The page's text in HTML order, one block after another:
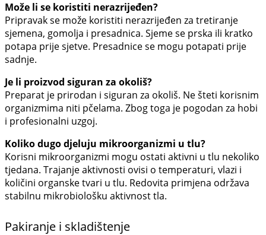
Može li se koristiti nerazrijeđen?
Pripravak se može koristiti nerazrijeđen za tretiranje
sjemena, gomolja i presadnica. Sjeme se prska ili kratko
potapa prije sjetve. Presadnice se mogu potapati prije
sadnje.
Je li proizvod siguran za okoliš?
Preparat je prirodan i siguran za okoliš. Ne šteti korisnim
organizmima niti pčelama. Zbog toga je pogodan za hobi
i profesionalni uzgoj.
Koliko dugo djeluju mikroorganizmi u tlu?
Korisni mikroorganizmi mogu ostati aktivni u tlu nekoliko
tjedana. Trajanje aktivnosti ovisi o temperaturi, vlazi i
količini organske tvari u tlu. Redovita primjena održava
stabilnu mikrobiološku aktivnost tla.
Pakiranje i skladištenje